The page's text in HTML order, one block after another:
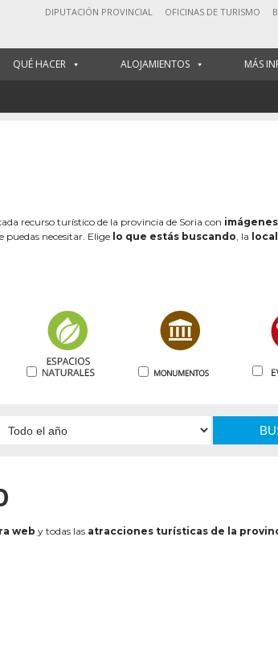
DIPUTACIÓN PROVINCIAL OFICINAS DE TURISMO
QUÉ HACER ALOJAMIENTOS MÁS
recurso turístico de la provincia de Soria con
puedas necesitar. Elige lo que estás buscando, la
web y todas las atracciones turísticas de la